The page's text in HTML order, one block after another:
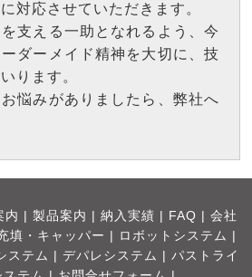
対応させていただきます。
支える一助となれるよう、今
ダーメイド精神を大切に、技
ります。
悩みがありましたら、弊社へ
内 | 製品案内 | 納入実績 | FAQ | 会社
填・キャッパー | ロボットシステム |
ステム | デパレシステム | パストライ